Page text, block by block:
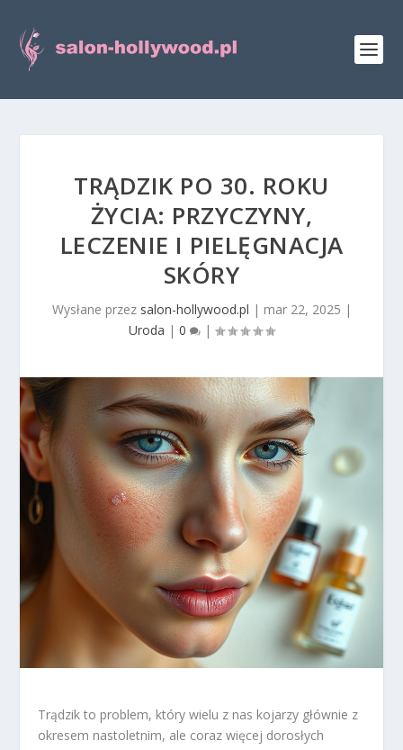
TRĄDZIK PO 30. ROKU
ŻYCIA: PRZYCZYNY,
LECZENIE I PIELĘGNACJA
SKÓRY
Wysłane przez salon-hollywood.pl | mar 22, 2025 |
Uroda | 0 |
Trądzik to problem, który wielu z nas kojarzy głównie z
okresem nastoletnim, ale coraz więcej dorosłych